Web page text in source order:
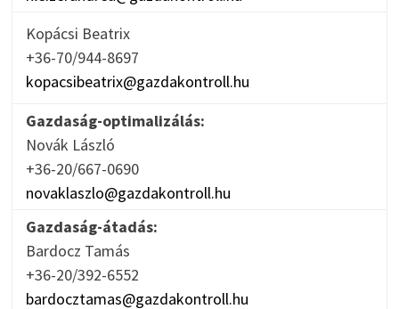
Kopácsi Beatrix
+36-70/944-8697
kopacsibeatrix@gazdakontroll.hu
Gazdaság-optimalizálás:
Novák László
+36-20/667-0690
novaklaszlo@gazdakontroll.hu
Gazdaság-átadás:
Bardocz Tamás
+36-20/392-6552
bardocztamas@gazdakontroll.hu